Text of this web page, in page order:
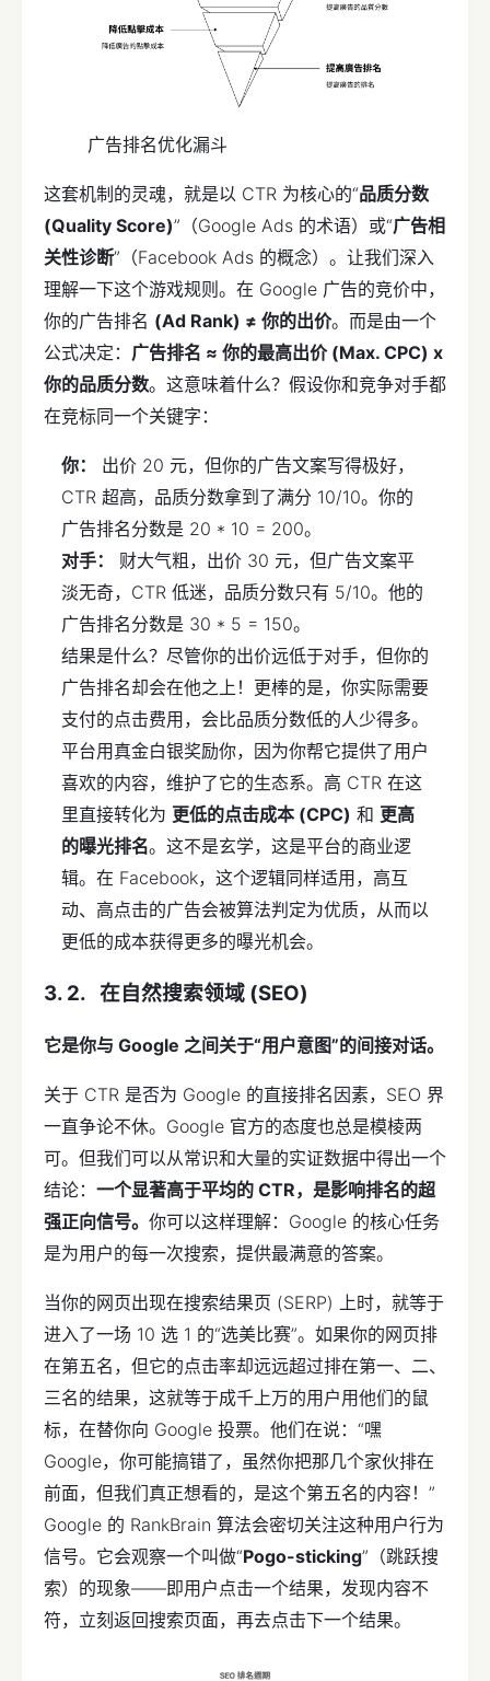
广告排名优化漏斗
这套机制的灵魂，就是以 CTR 为核心的“品质分数
(Quality Score)”（Google Ads 的术语）或“广告相
关性诊断”（Facebook Ads 的概念）。让我们深入
理解一下这个游戏规则。在 Google 广告的竞价中，
你的广告排名 (Ad Rank) ≠ 你的出价。而是由一个
公式决定： 广告排名 ≈ 你的最高出价 (Max. CPC) x
你的品质分数。这意味着什么？假设你和竞争对手都
在竞标同一个关键字：
你：
出价 20 元，但你的广告文案写得极好，
CTR 超高，品质分数拿到了满分 10/10。你的
广告排名分数是 20 * 10 = 200。
对手：
财大气粗，出价 30 元，但广告文案平
淡无奇，CTR 低迷，品质分数只有 5/10。他的
广告排名分数是 30 * 5 = 150。
结果是什么？尽管你的出价远低于对手，但你的
广告排名却会在他之上！更棒的是，你实际需要
支付的点击费用，会比品质分数低的人少得多。
平台用真金白银奖励你，因为你帮它提供了用户
喜欢的内容，维护了它的生态系。高 CTR 在这
里直接转化为 更低的点击成本 (CPC) 和 更高
的曝光排名。这不是玄学，这是平台的商业逻
辑。在 Facebook，这个逻辑同样适用，高互
动、高点击的广告会被算法判定为优质，从而以
更低的成本获得更多的曝光机会。
在自然搜索领域 (SEO)
它是你与 Google 之间关于“用户意图”的间接对话。
关于 CTR 是否为 Google 的直接排名因素，SEO 界
一直争论不休。Google 官方的态度也总是模棱两
可。但我们可以从常识和大量的实证数据中得出一个
结论： 一个显著高于平均的 CTR，是影响排名的超
强正向信号。 你可以这样理解：Google 的核心任务
是为用户的每一次搜索，提供最满意的答案。
当你的网页出现在搜索结果页 (SERP) 上时，就等于
进入了一场 10 选 1 的“选美比赛”。如果你的网页排
在第五名，但它的点击率却远远超过排在第一、二、
三名的结果，这就等于成千上万的用户用他们的鼠
标，在替你向 Google 投票。他们在说：“嘿
Google，你可能搞错了，虽然你把那几个家伙排在
前面，但我们真正想看的，是这个第五名的内容！”
Google 的 RankBrain 算法会密切关注这种用户行为
信号。它会观察一个叫做“Pogo-sticking”（跳跃搜
索）的现象——即用户点击一个结果，发现内容不
符，立刻返回搜索页面，再去点击下一个结果。